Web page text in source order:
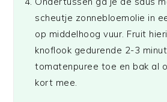
scheutje zonnebloemolie in
op middelhoog vuur. Fruit
knoflook gedurende 2-3
tomatenpuree toe en bak al
kort mee.